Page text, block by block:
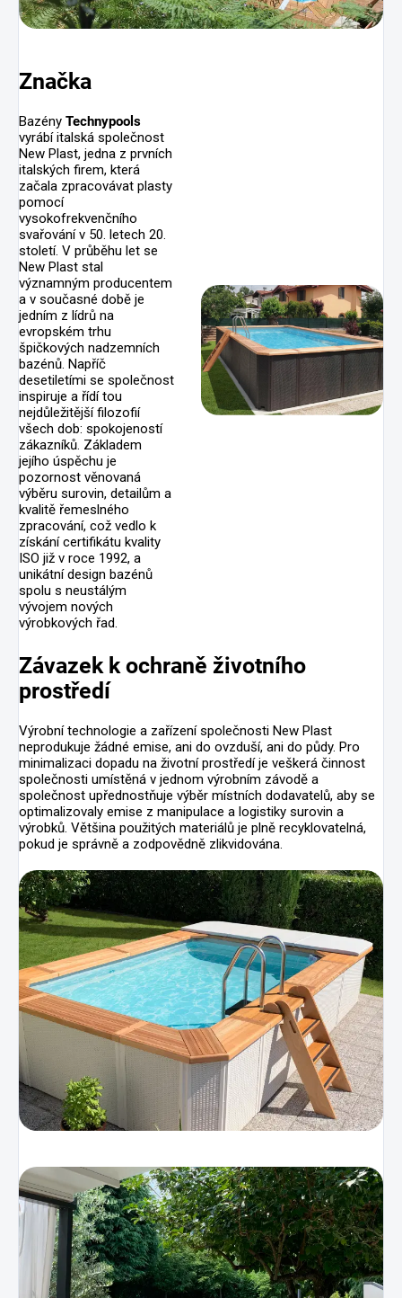
Značka
Bazény Technypools
vyrábí italská společnost
New Plast, jedna z prvních
italských firem, která
začala zpracovávat plasty
pomocí
vysokofrekvenčního
svařování v 50. letech 20.
století. V průběhu let se
New Plast stal
významným producentem
a v současné době je
jedním z lídrů na
evropském trhu
špičkových nadzemních
bazénů. Napříč
desetiletími se společnost
inspiruje a řídí tou
nejdůležitější filozofií
všech dob: spokojeností
zákazníků. Základem
jejího úspěchu je
pozornost věnovaná
výběru surovin, detailům a
kvalitě řemeslného
zpracování, což vedlo k
získání certifikátu kvality
ISO již v roce 1992, a
unikátní design bazénů
spolu s neustálým
vývojem nových
výrobkových řad.
Závazek k ochraně životního
prostředí
Výrobní technologie a zařízení společnosti New Plast
neprodukuje žádné emise, ani do ovzduší, ani do půdy. Pro
minimalizaci dopadu na životní prostředí je veškerá činnost
společnosti umístěná v jednom výrobním závodě a
společnost upřednostňuje výběr místních dodavatelů, aby se
optimalizovaly emise z manipulace a logistiky surovin a
výrobků. Většina použitých materiálů je plně recyklovatelná,
pokud je správně a zodpovědně zlikvidována.